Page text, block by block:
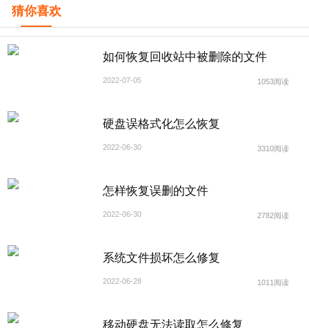
猜你喜欢
如何恢复回收站中被删除的文件
2022-07-05 1053阅读
硬盘误格式化怎么恢复
2022-06-30 3310阅读
怎样恢复误删的文件
2022-06-30 2782阅读
系统文件损坏怎么修复
2022-06-28 1011阅读
移动硬盘无法读取怎么修复